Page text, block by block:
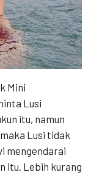
Mini
Lusi
itu, namun
Lusi tidak
mengendarai
itu. Lebih kurang